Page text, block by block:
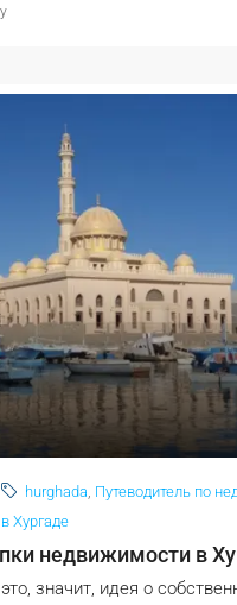
hurghada Путеводитель по
в Хургаде
недвижимости в
значит, идея о